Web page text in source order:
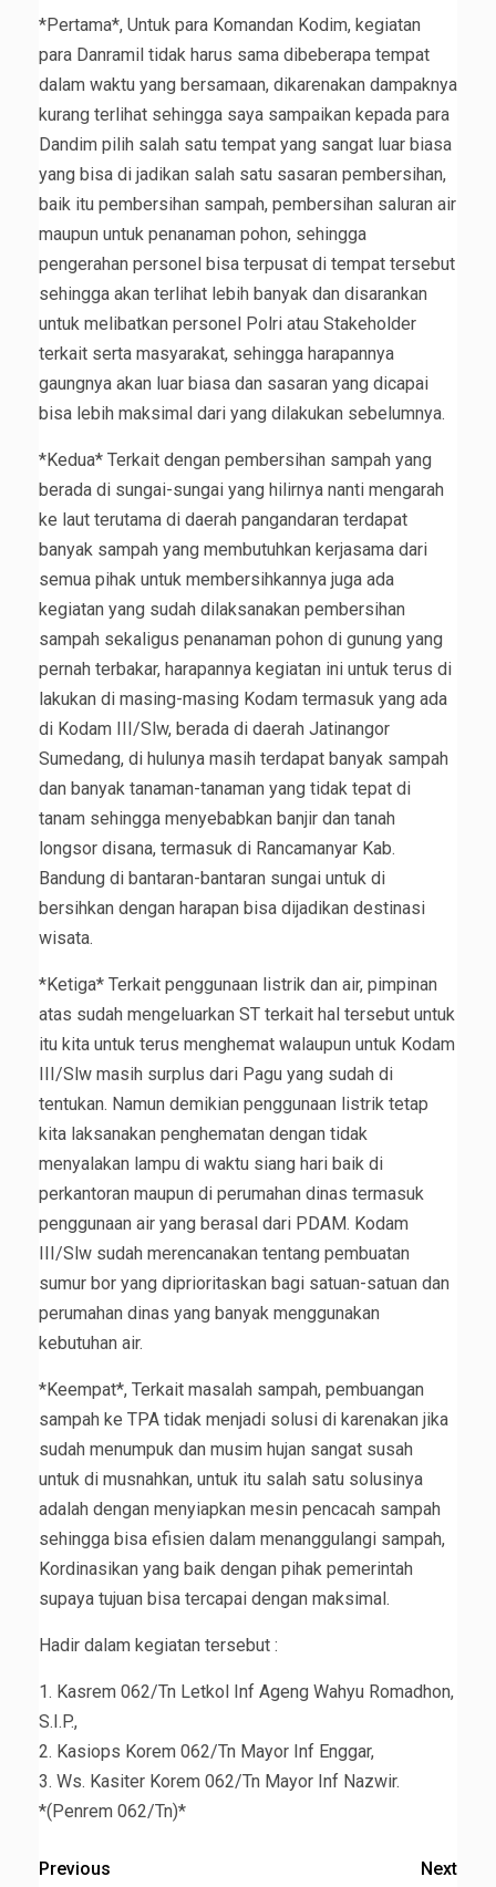
*Pertama*, Untuk para Komandan Kodim, kegiatan
para Danramil tidak harus sama dibeberapa tempat
dalam waktu yang bersamaan, dikarenakan dampaknya
kurang terlihat sehingga saya sampaikan kepada para
Dandim pilih salah satu tempat yang sangat luar biasa
yang bisa di jadikan salah satu sasaran pembersihan,
baik itu pembersihan sampah, pembersihan saluran air
maupun untuk penanaman pohon, sehingga
pengerahan personel bisa terpusat di tempat tersebut
sehingga akan terlihat lebih banyak dan disarankan
untuk melibatkan personel Polri atau Stakeholder
terkait serta masyarakat, sehingga harapannya
gaungnya akan luar biasa dan sasaran yang dicapai
bisa lebih maksimal dari yang dilakukan sebelumnya.
*Kedua* Terkait dengan pembersihan sampah yang
berada di sungai-sungai yang hilirnya nanti mengarah
ke laut terutama di daerah pangandaran terdapat
banyak sampah yang membutuhkan kerjasama dari
semua pihak untuk membersihkannya juga ada
kegiatan yang sudah dilaksanakan pembersihan
sampah sekaligus penanaman pohon di gunung yang
pernah terbakar, harapannya kegiatan ini untuk terus di
lakukan di masing-masing Kodam termasuk yang ada
di Kodam III/Slw, berada di daerah Jatinangor
Sumedang, di hulunya masih terdapat banyak sampah
dan banyak tanaman-tanaman yang tidak tepat di
tanam sehingga menyebabkan banjir dan tanah
longsor disana, termasuk di Rancamanyar Kab.
Bandung di bantaran-bantaran sungai untuk di
bersihkan dengan harapan bisa dijadikan destinasi
wisata.
*Ketiga* Terkait penggunaan listrik dan air, pimpinan
atas sudah mengeluarkan ST terkait hal tersebut untuk
itu kita untuk terus menghemat walaupun untuk Kodam
III/Slw masih surplus dari Pagu yang sudah di
tentukan. Namun demikian penggunaan listrik tetap
kita laksanakan penghematan dengan tidak
menyalakan lampu di waktu siang hari baik di
perkantoran maupun di perumahan dinas termasuk
penggunaan air yang berasal dari PDAM. Kodam
III/Slw sudah merencanakan tentang pembuatan
sumur bor yang diprioritaskan bagi satuan-satuan dan
perumahan dinas yang banyak menggunakan
kebutuhan air.
*Keempat*, Terkait masalah sampah, pembuangan
sampah ke TPA tidak menjadi solusi di karenakan jika
sudah menumpuk dan musim hujan sangat susah
untuk di musnahkan, untuk itu salah satu solusinya
adalah dengan menyiapkan mesin pencacah sampah
sehingga bisa efisien dalam menanggulangi sampah,
Kordinasikan yang baik dengan pihak pemerintah
supaya tujuan bisa tercapai dengan maksimal.
Hadir dalam kegiatan tersebut :
1. Kasrem 062/Tn Letkol Inf Ageng Wahyu Romadhon,
S.I.P.,
2. Kasiops Korem 062/Tn Mayor Inf Enggar,
3. Ws. Kasiter Korem 062/Tn Mayor Inf Nazwir.
*(Penrem 062/Tn)*
Previous Next